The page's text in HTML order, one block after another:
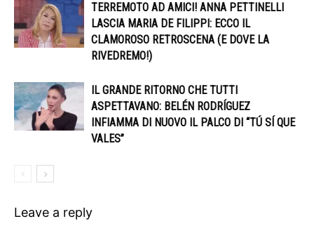
TERREMOTO AD AMICI! ANNA PETTINELLI
LASCIA MARIA DE FILIPPI: ECCO IL
CLAMOROSO RETROSCENA (E DOVE LA
RIVEDREMO!)
IL GRANDE RITORNO CHE TUTTI
ASPETTAVANO: BELÉN RODRÍGUEZ
INFIAMMA DI NUOVO IL PALCO DI “TÚ SÍ QUE
VALES”
Leave a reply